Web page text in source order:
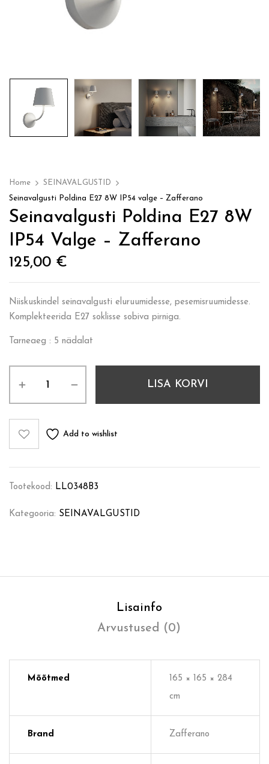
Home
SEINAVALGUSTID
Seinavalgusti Poldina E27 8W IP54 valge – Zafferano
Seinavalgusti Poldina E27 8W
IP54 Valge – Zafferano
125,00 €
Niiskuskindel seinavalgusti eluruumidesse, pesemisruumidesse.
Komplekteerida E27 soklisse sobiva pirniga.
Tarneaeg : 5 nädalat
LISA KORVI
Add to wishlist
Tootekood: LL0348B3
Kategooria: SEINAVALGUSTID
Lisainfo
Arvustused (0)
Mõõtmed
165 × 165 × 284
cm
Brand Zafferano